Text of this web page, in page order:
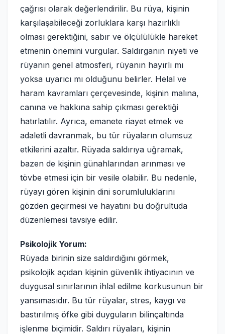
çağrısı olarak değerlendirilir. Bu rüya, kişinin
karşılaşabileceği zorluklara karşı hazırlıklı
olması gerektiğini, sabır ve ölçülülükle hareket
etmenin önemini vurgular. Saldırganın niyeti ve
rüyanın genel atmosferi, rüyanın hayırlı mı
yoksa uyarıcı mı olduğunu belirler. Helal ve
haram kavramları çerçevesinde, kişinin malına,
canına ve hakkına sahip çıkması gerektiği
hatırlatılır. Ayrıca, emanete riayet etmek ve
adaletli davranmak, bu tür rüyaların olumsuz
etkilerini azaltır. Rüyada saldırıya uğramak,
bazen de kişinin günahlarından arınması ve
tövbe etmesi için bir vesile olabilir. Bu nedenle,
rüyayı gören kişinin dini sorumluluklarını
gözden geçirmesi ve hayatını bu doğrultuda
düzenlemesi tavsiye edilir.
Psikolojik Yorum:
Rüyada birinin size saldırdığını görmek,
psikolojik açıdan kişinin güvenlik ihtiyacının ve
duygusal sınırlarının ihlal edilme korkusunun bir
yansımasıdır. Bu tür rüyalar, stres, kaygı ve
bastırılmış öfke gibi duyguların bilinçaltında
işlenme biçimidir. Saldırı rüyaları, kişinin